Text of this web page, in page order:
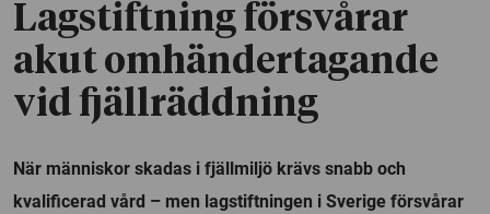
Lagstiftning försvårar
akut omhändertagande
vid fjällräddning
När människor skadas i fjällmiljö krävs snabb och
kvalificerad vård – men lagstiftningen i Sverige försvårar